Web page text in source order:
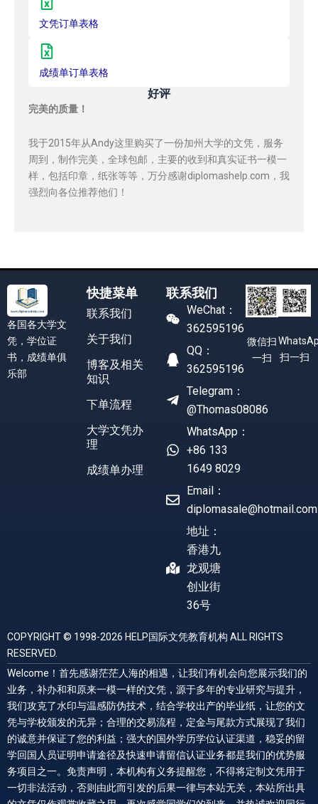
文凭订单表格
成绩单订单表格
好评
完美的质量！
我于2015年从Andy这里购买了一份加州大学的文凭，服务
周到，制作完美，全球包邮，主要的收到和真实证书一模一
样，包括印章，纸张等等，万分感谢diplomashelp.com，我
强烈向各位推荐他们！
各国各大学文
凭，学位证
书，成绩单俱
乐部
快捷菜单
联系我们
关于我们
博客及相关
知识
下单流程
大学文凭办
理
成绩单办理
联系我们
WeChat：
362595196
QQ：
362595196
Telegram：
@Thomas08086
WhatsApp：
+86 133
1649 8029
Email：
diplomasale@hotmail.com
地址：
香港九
龙观塘
创业街
36号
微信扫
一扫
扫一扫
COPYRIGHT © 1998-2026 HELP国际文凭教育机构 ALL RIGHTS
RESERVED.
Welcome！首先感谢茫茫人海的相遇，让我们有机会向您展示我们的
业务，补办和和原来一模一样的文凭，源于多年的专业研究与提升，
我们攻克了水印与温感防伪技术，结合学校出产的毕业纸，让您的文
凭与学校颁发的无异；合理的交易流程，定金与尾款方式展现了我们
的诚意并保证了您的利益；强大的国外学历学位认证渠道，稳妥的留
学回国人员证明申请途径及快速申请留信认证业务都是我们的优势服
务项目之一。免责声明，本机构有义务提醒您，不得将定制文凭用于
一切非法活动，否则由此而引发的后果一律与本站无关，本站所出具